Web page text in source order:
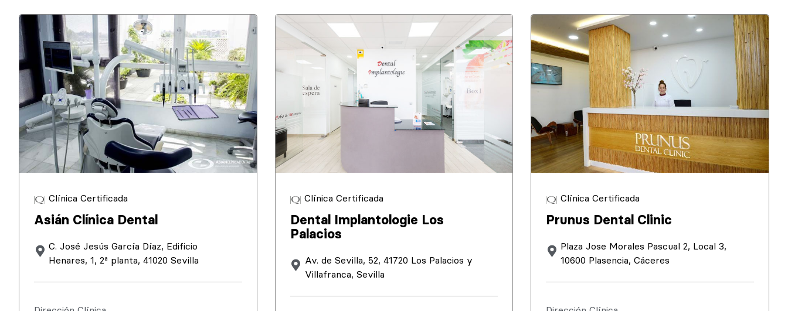
Clínica Certificada
Asián Clínica Dental
C. José Jesús García Díaz, Edificio
Henares, 1, 2ª planta, 41020 Sevilla
Clínica Certificada
Dental Implantologie Los
Palacios
Av. de Sevilla, 52, 41720 Los Palacios y
Villafranca, Sevilla
Clínica Certificada
Prunus Dental Clinic
Plaza Jose Morales Pascual 2, Local 3,
10600 Plasencia, Cáceres